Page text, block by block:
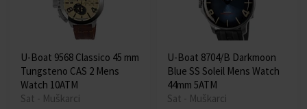
U-Boat 9568 Classico 45 mm
Tungsteno CAS 2 Mens
Watch 10ATM
Sat - Muškarci
U-Boat 8704/B Darkmoon
Blue SS Soleil Mens Watch
44mm 5ATM
Sat - Muškarci